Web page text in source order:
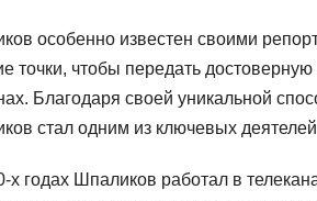
особенно известен своими
точки, чтобы передать
Благодаря своей уникальной
стал одним из ключевых
х годах Шпаликов работал в